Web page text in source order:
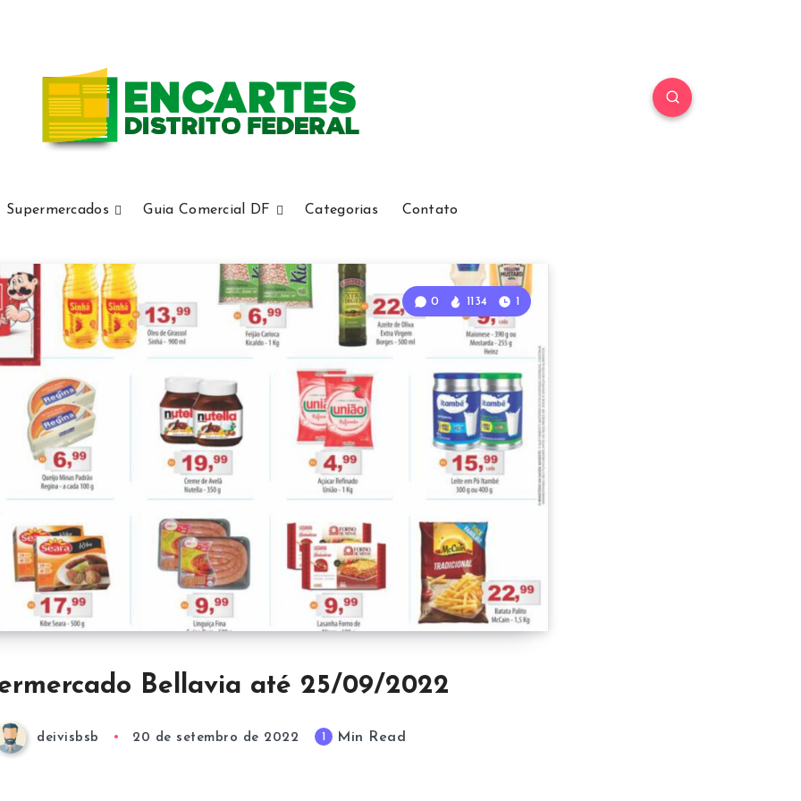
Supermercados Guia Comercial DF Categorias Contato
0 1134 1
Bellavia até 25/09/2022
deivisbsb 20 de setembro de 2022 1 Min Read